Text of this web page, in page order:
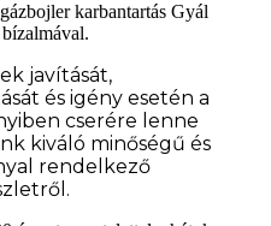
karbantartás Gyál
javítását,
és igény esetén a
cserére lenne
kiváló minőségű és
rendelkező